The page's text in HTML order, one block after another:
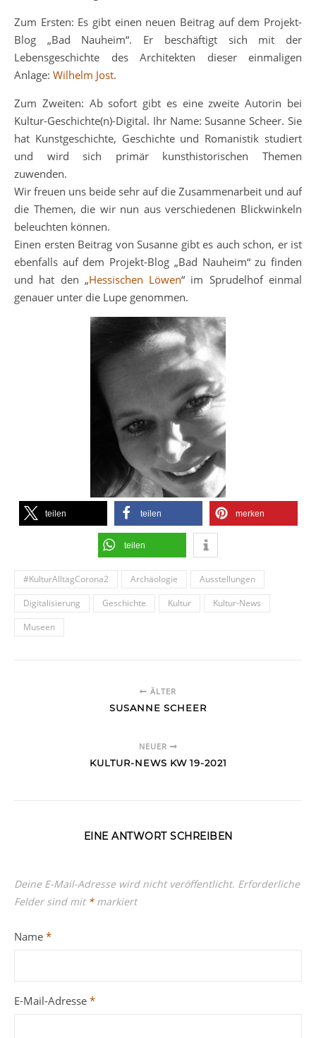
Zum Ersten: Es gibt einen neuen Beitrag auf dem Projekt-
Blog „Bad Nauheim“. Er beschäftigt sich mit der
Lebensgeschichte des Architekten dieser einmaligen
Anlage: Wilhelm Jost.
Zum Zweiten: Ab sofort gibt es eine zweite Autorin bei
Kultur-Geschichte(n)-Digital. Ihr Name: Susanne Scheer. Sie
hat Kunstgeschichte, Geschichte und Romanistik studiert
und wird sich primär kunsthistorischen Themen
zuwenden.
Wir freuen uns beide sehr auf die Zusammenarbeit und auf
die Themen, die wir nun aus verschiedenen Blickwinkeln
beleuchten können.
Einen ersten Beitrag von Susanne gibt es auch schon, er ist
ebenfalls auf dem Projekt-Blog „Bad Nauheim“ zu finden
und hat den „Hessischen Löwen“ im Sprudelhof einmal
genauer unter die Lupe genommen.
teilen teilen merken
teilen
#KulturAlltagCorona2 Archäologie
Ausstellungen
Digitalisierung
Geschichte Kultur
Kultur-News
Museen
ÄLTER
SUSANNE SCHEER
NEUER
KULTUR-NEWS KW 19-2021
EINE ANTWORT SCHREIBEN
Deine E-Mail-Adresse wird nicht veröffentlicht. Erforderliche
Felder sind mit *markiert
Name *
E-Mail-Adresse *